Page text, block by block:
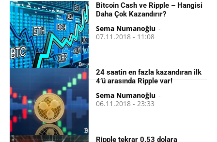
Bitcoin Cash ve Ripple – Hangisi
Daha Çok Kazandırır?
Sema Numanoğlu -
07.11.2018 - 11:08
24 saatin en fazla kazandıran ilk
4’ü arasında Ripple var!
Sema Numanoğlu -
06.11.2018 - 23:33
Ripple tekrar 0.53 dolara